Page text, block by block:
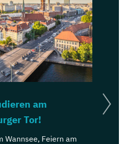
am
Tor!
Wannsee, Feiern am
Köln: